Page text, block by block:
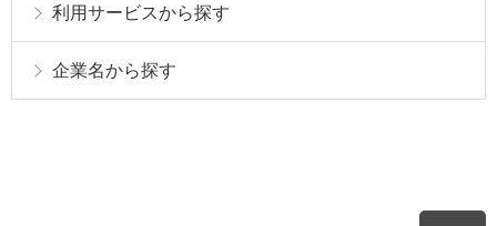
利用サービスから探す
企業名から探す